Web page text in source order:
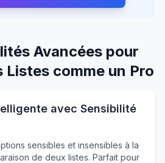
Avancées pour
Listes comme un Pro
avec Sensibilité
sensibles et insensibles à la
de deux listes. Parfait pour